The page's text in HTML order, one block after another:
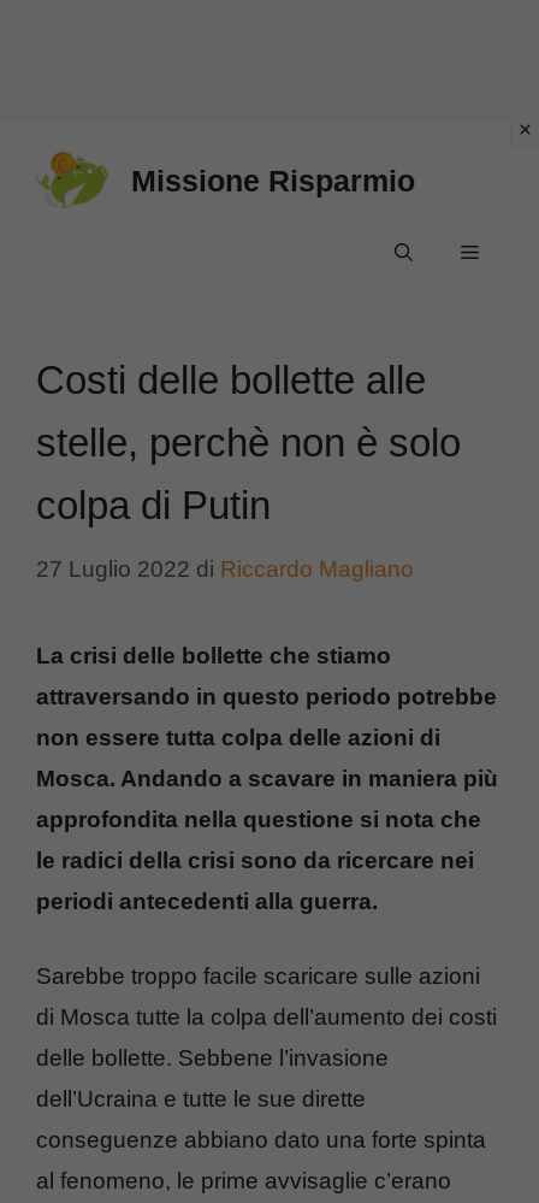
Missione Risparmio
Menu
Costi delle bollette alle
stelle, perchè non è solo
colpa di Putin
27 Luglio 2022 di Riccardo Magliano
La crisi delle bollette che stiamo
attraversando in questo periodo potrebbe
non essere tutta colpa delle azioni di
Mosca. Andando a scavare in maniera più
approfondita nella questione si nota che
le radici della crisi sono da ricercare nei
periodi antecedenti alla guerra.
Sarebbe troppo facile scaricare sulle azioni
di Mosca tutte la colpa dell’aumento dei costi
delle bollette. Sebbene l’invasione
dell’Ucraina e tutte le sue dirette
conseguenze abbiano dato una forte spinta
al fenomeno, le prime avvisaglie c’erano